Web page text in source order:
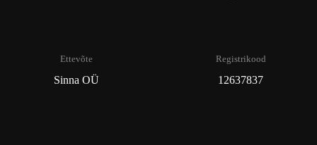
Ettevõte
Sinna OÜ
Registrikood
12637837